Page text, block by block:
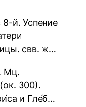
8-й. Успение
свв. жен
Мц.
300).
и Гле́ба,